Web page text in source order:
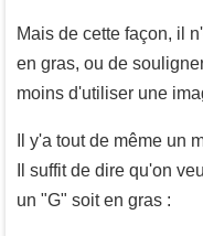
Mais de cette façon, il
en gras, ou de
moins d'utiliser une
Il y'a tout de même un
Il suffit de dire qu'on
un "G" soit en gras :